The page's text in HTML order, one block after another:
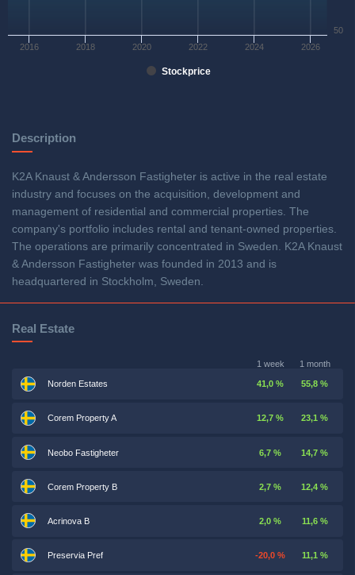
Stockprice
2016 2018 2020 2022 2024 2026
50
Description
K2A Knaust & Andersson Fastigheter is active in the real estate
industry and focuses on the acquisition, development and
management of residential and commercial properties. The
company's portfolio includes rental and tenant-owned properties.
The operations are primarily concentrated in Sweden. K2A Knaust
& Andersson Fastigheter was founded in 2013 and is
headquartered in Stockholm, Sweden.
Real Estate
1 week 1 month
Norden Estates 41,0 % 55,8 %
Corem Property A 12,7 % 23,1 %
Neobo Fastigheter 6,7 % 14,7 %
Corem Property B 2,7 % 12,4 %
Acrinova B 2,0 % 11,6 %
Preservia Pref -20,0 % 11,1 %